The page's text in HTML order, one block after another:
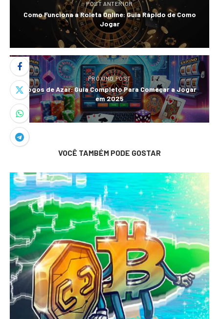
POST ANTERIOR
Como Funciona a Roleta Online: Guia Rápido de Como
Jogar
PRÓXIMO POST
Jogos de Azar: Guia Completo Para Começar a Jogar
em 2025
VOCÊ TAMBÉM PODE GOSTAR